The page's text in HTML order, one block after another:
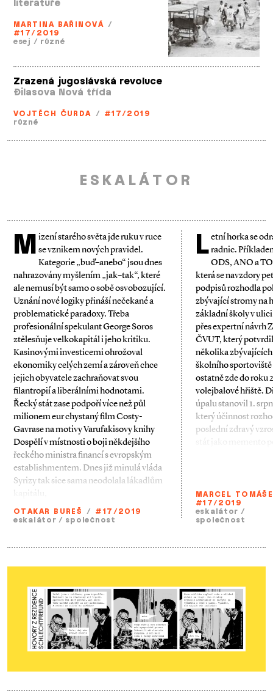
literatuře
MARTINA BAŘINOVÁ /
#17/2019
esej / různé
Zrazená jugoslávská revoluce
Đilasova Nová třída
VOJTĚCH ČURDA / #17/2019
různé
ESKALÁTOR
M
izení starého světa jde ruku v ruce
se vznikem nových pravidel.
Kategorie „buď–anebo“ jsou dnes
nahrazovány myšlením „jak–tak“, které
ale nemusí být samo o sobě osvobozující.
Uznání nové logiky přináší nečekané a
problematické paradoxy. Třeba
profesionální spekulant George Soros
ztělesňuje velko­kapitál i jeho kritiku.
Kasinovými investicemi ohrožoval
ekonomiky celých zemí a zároveň chce
jejich obyvatele zachraňovat svou
filantropií a liberálními hodnotami.
Řecký stát zase podpoří více než půl
milio­nem eur chystaný film Costy­-
Gavrase na motivy Varufakisovy knihy
Dospělí v místnosti o boji někdejšího
řeckého ministra financí s evropským
establishmentem. Dnes již minulá vláda
Syrizy tak sice sama ne­­odolala lákadlům
kapitálu,
OTAKAR BUREŠ / #17/2019
eskalátor / společnost
L
etní horka se
radnic.
ODS, ANO a
která se navzdory
podpisů rozhodla
zbývající stromy na
základní školy v
přes expertní návrh
ČVUT, který
několika
školního sportoviště
ostatně zde do roku
volejbalové hřiště.
úpalu stanovil 1.
který účinnost
poslední zdravý
stát jako memento
MARCEL
#17/2019
eskalátor /
společnost